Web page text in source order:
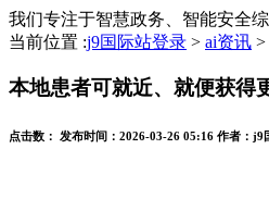
我们专注于智慧政务、智能安全
当前位置 :j9国际站登录 > ai资讯 >
本地患者可就近、就便获得
点击数： 发布时间： 2026-03-26 05:16 作者： j9